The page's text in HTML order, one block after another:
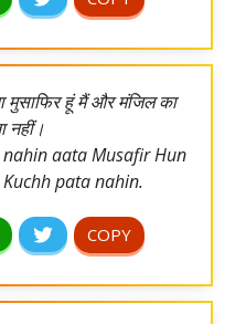
मुसाफिर हूं मैं और मंजिल का
नहीं।
aata Musafir Hun
pata nahin.